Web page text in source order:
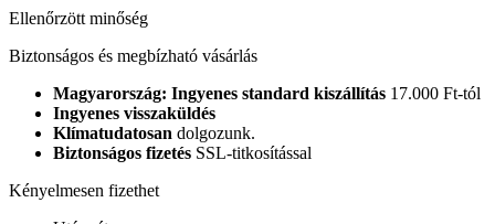
Ellenőrzött minőség
Biztonságos és megbízható vásárlás
Magyarország: Ingyenes standard kiszállítás 17.000 Ft-tól
Ingyenes visszaküldés
Klímatudatosan dolgozunk.
Biztonságos fizetés SSL-titkosítással
Kényelmesen fizethet